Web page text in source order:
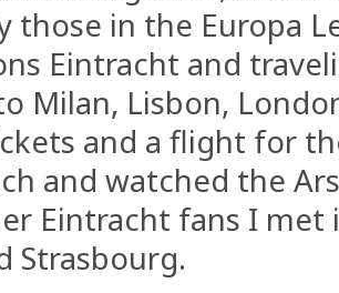
those in the Europa
Eintracht and
Milan, Lisbon,
and a flight for
and watched the
Eintracht fans I met
Strasbourg.